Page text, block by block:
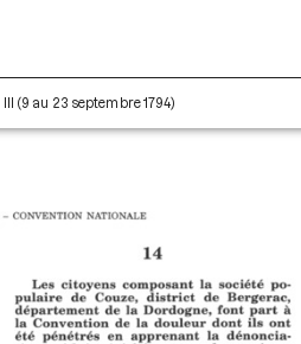
(9 au 23 septembre 1794)